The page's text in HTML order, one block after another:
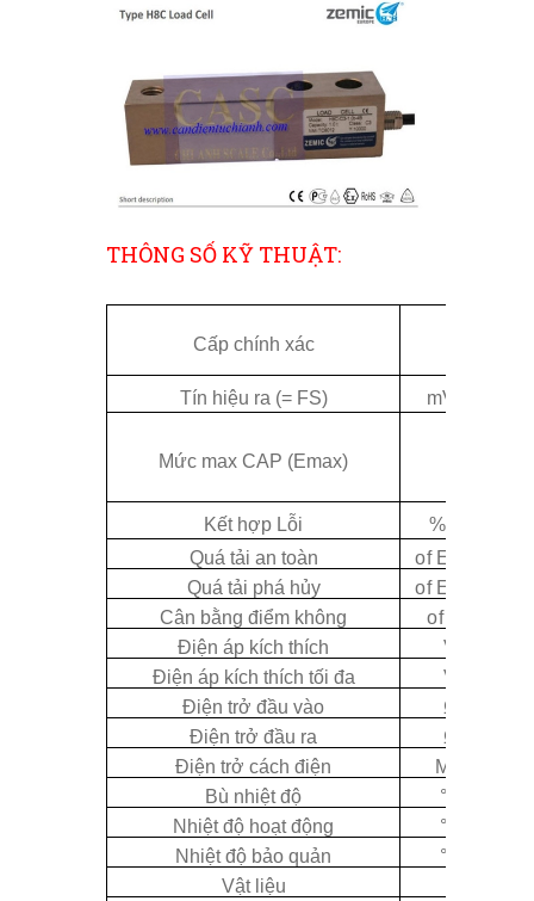
THÔNG SỐ KỸ THUẬT:
Cấp chính xác
Tín hiệu ra (= FS) mV/V
Mức max CAP (Emax)
Kết hợp Lỗi %FS
Quá tải an toàn
of E
Quá tải phá hủy
of E
Cân bằng điểm không
of FS
Điện áp kích thích
V
Điện áp kích thích tối đa
V
Điện trở đầu vào
Ω
Điện trở đầu ra
Ω
Điện trở cách điện
MΩ
Bù nhiệt độ
°C
Nhiệt độ hoạt động
°C
Nhiệt độ bảo quản
°C
Vật liệu